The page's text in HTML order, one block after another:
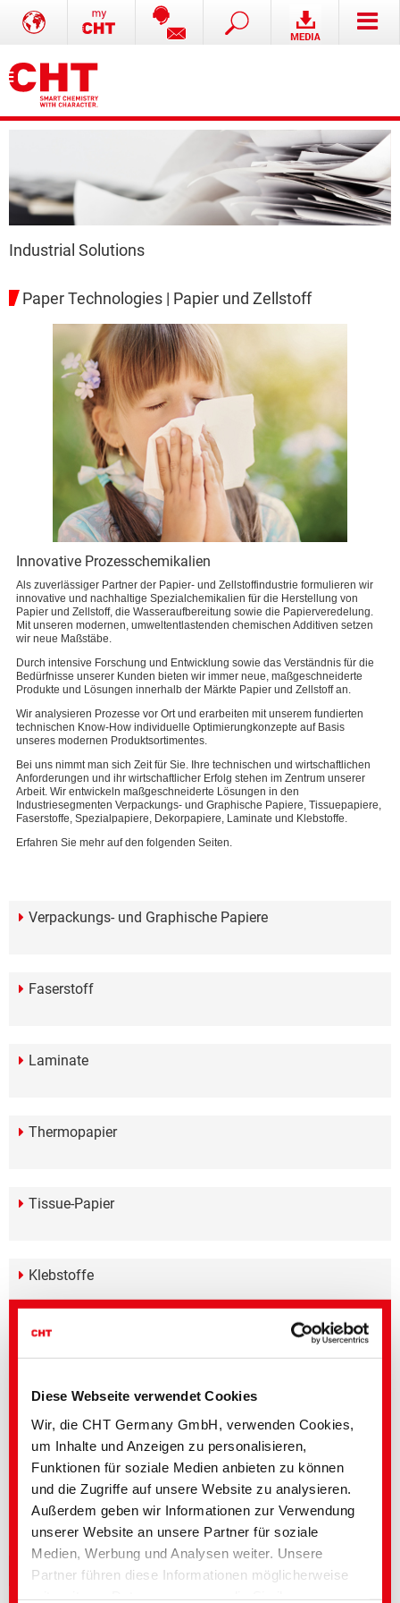
Diese Webseite verwendet Cookies
Wir, die CHT Germany GmbH, verwenden Cookies,
um Inhalte und Anzeigen zu personalisieren,
Funktionen für soziale Medien anbieten zu können
und die Zugriffe auf unsere Website zu analysieren.
Außerdem geben wir Informationen zur Verwendung
unserer Website an unsere Partner für soziale
Medien, Werbung und Analysen weiter. Unsere
Partner führen diese Informationen möglicherweise
Industrial Solutions
Paper Technologies | Papier und Zellstoff
Innovative Prozesschemikalien
Als zuverlässiger Partner der Papier- und Zellstoffindustrie formulieren wir
innovative und nachhaltige Spezialchemikalien für die Herstellung von
Papier und Zellstoff, die Wasseraufbereitung sowie die Papierveredelung.
Mit unseren modernen, umweltentlastenden chemischen Additiven setzen
wir neue Maßstäbe.
Durch intensive Forschung und Entwicklung sowie das Verständnis für die
Bedürfnisse unserer Kunden bieten wir immer neue, maßgeschneiderte
Produkte und Lösungen innerhalb der Märkte Papier und Zellstoff an.
Wir analysieren Prozesse vor Ort und erarbeiten mit unserem fundierten
technischen Know-How individuelle Optimierungkonzepte auf Basis
unseres modernen Produktsortimentes.
Bei uns nimmt man sich Zeit für Sie. Ihre technischen und wirtschaftlichen
Anforderungen und ihr wirtschaftlicher Erfolg stehen im Zentrum unserer
Arbeit. Wir entwickeln maßgeschneiderte Lösungen in den
Industriesegmenten Verpackungs- und Graphische Papiere, Tissuepapiere,
Faserstoffe, Spezialpapiere, Dekorpapiere, Laminate und Klebstoffe.
Erfahren Sie mehr auf den folgenden Seiten.
Verpackungs- und Graphische Papiere
Faserstoff
Laminate
Thermopapier
Tissue-Papier
Klebstoffe
Weiterführende Medien
Bereich Titel englisch Sprache
Paper Technologies
Sustainable Food
Packaging
Angebot▸ Paper Technologies | Papier und Zellstoff
Produktarten